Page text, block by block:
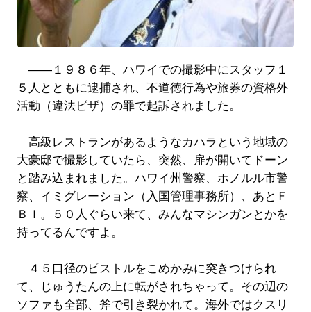
――１９８６年、ハワイでの撮影中にスタッフ１
５人とともに逮捕され、不道徳行為や旅券の資格外
活動（違法ビザ）の罪で起訴されました。
高級レストランがあるようなカハラという地域の
大豪邸で撮影していたら、突然、扉が開いてドーン
と踏み込まれました。ハワイ州警察、ホノルル市警
察、イミグレーション（入国管理事務所）、あとＦ
ＢＩ。５０人ぐらい来て、みんなマシンガンとかを
持ってるんですよ。
４５口径のピストルをこめかみに突きつけられ
て、じゅうたんの上に転がされちゃって。その辺の
ソファも全部、斧で引き裂かれて。海外ではクスリ